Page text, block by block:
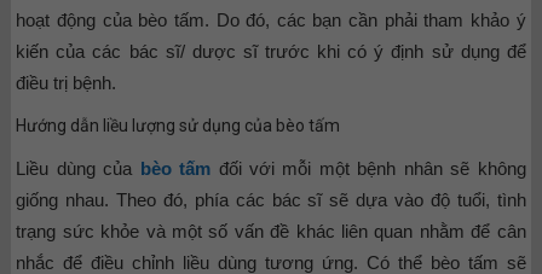
hoạt động của bèo tấm. Do đó, các bạn cần phải tham khảo ý
kiến của các bác sĩ/ dược sĩ trước khi có ý định sử dụng để
điều trị bệnh.
Hướng dẫn liều lượng sử dụng của bèo tấm
Liều dùng của bèo tấm đối với mỗi một bệnh nhân sẽ không
giống nhau. Theo đó, phía các bác sĩ sẽ dựa vào độ tuổi, tình
trạng sức khỏe và một số vấn đề khác liên quan nhằm để cân
nhắc để điều chỉnh liều dùng tương ứng. Có thể bèo tấm sẽ